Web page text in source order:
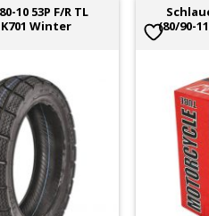
10 53P F/R TL
Winter
(80/90-